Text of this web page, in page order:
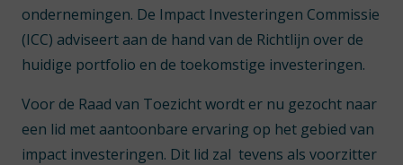
ondernemingen. De Impact Investeringen Commissie
(ICC) adviseert aan de hand van de Richtlijn over de
huidige portfolio en de toekomstige investeringen.
Voor de Raad van Toezicht wordt er nu gezocht naar
een lid met aantoonbare ervaring op het gebied van
impact investeringen. Dit lid zal tevens als voorzitter